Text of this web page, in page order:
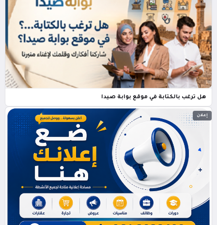
هل ترغب بالكتابة في موقع بوابة صيدا
إعلان